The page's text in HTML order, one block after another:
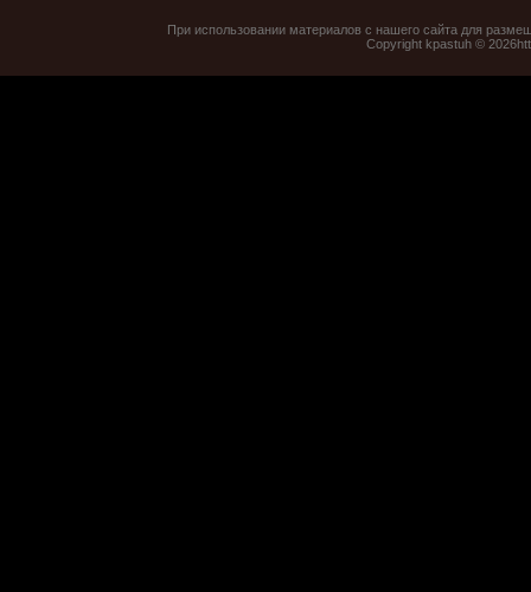
При использовании материалов с нашего сайта для
Copyright kpastuh © 2026